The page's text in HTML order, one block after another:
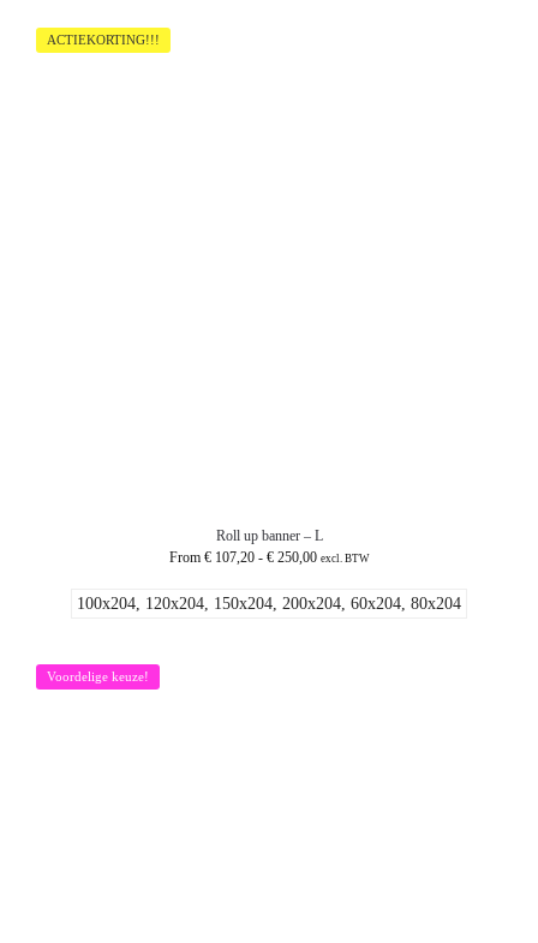
ACTIEKORTING!!!
Roll up banner – L
From €107,20 - €250,00 excl. BTW
100x204, 120x204, 150x204, 200x204, 60x204, 80x204
Voordelige keuze!